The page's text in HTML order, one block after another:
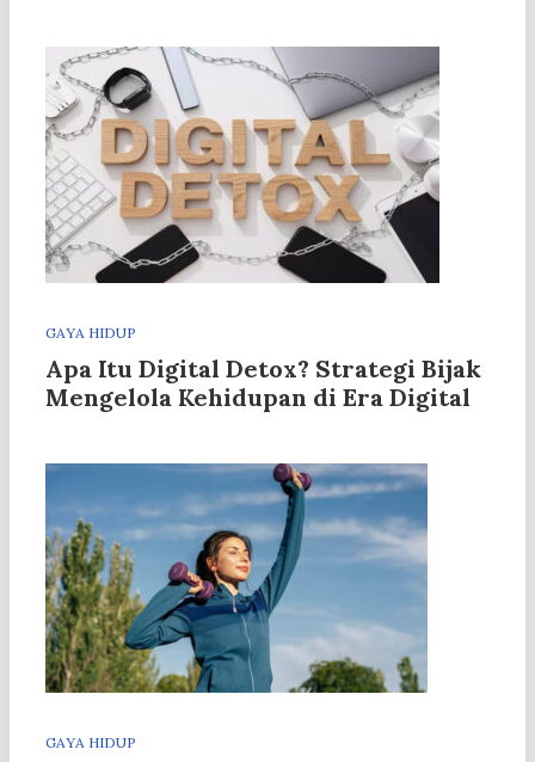
GAYA HIDUP
Apa Itu Digital Detox? Strategi Bijak
Mengelola Kehidupan di Era Digital
GAYA HIDUP